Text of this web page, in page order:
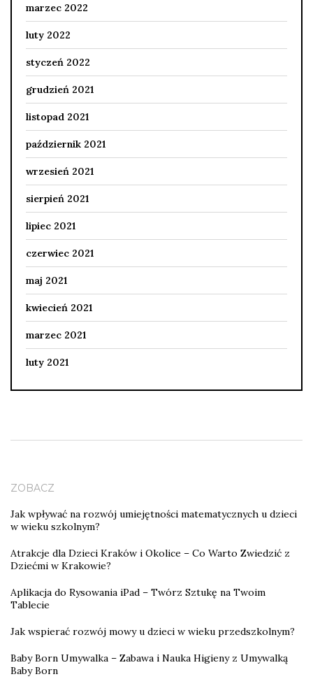
marzec 2022
luty 2022
styczeń 2022
grudzień 2021
listopad 2021
październik 2021
wrzesień 2021
sierpień 2021
lipiec 2021
czerwiec 2021
maj 2021
kwiecień 2021
marzec 2021
luty 2021
ZOBACZ
Jak wpływać na rozwój umiejętności matematycznych u dzieci
w wieku szkolnym?
Atrakcje dla Dzieci Kraków i Okolice – Co Warto Zwiedzić z
Dziećmi w Krakowie?
Aplikacja do Rysowania iPad – Twórz Sztukę na Twoim
Tablecie
Jak wspierać rozwój mowy u dzieci w wieku przedszkolnym?
Baby Born Umywalka – Zabawa i Nauka Higieny z Umywalką
Baby Born